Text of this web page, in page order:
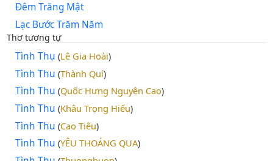
Đêm Trăng Mật
Lạc Bước Trăm Năm
Thơ tương tự
Tình Thụ (Lê Gia Hoài)
Tình Thu (Thành Quí)
Tình Thu (Quốc Hưng Nguyên Cao)
Tình Thu (Khâu Trọng Hiếu)
Tình Thu (Cao Tiêu)
Tình Thu (YÊU THOÁNG QUA)